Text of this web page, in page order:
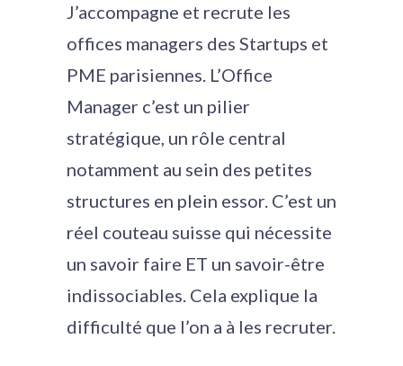
J’accompagne et recrute les
offices managers des Startups et
PME parisiennes. L’Office
Manager c’est un pilier
stratégique, un rôle central
notamment au sein des petites
structures en plein essor. C’est un
réel couteau suisse qui nécessite
un savoir faire ET un savoir-être
indissociables. Cela explique la
difficulté que l’on a à les recruter.